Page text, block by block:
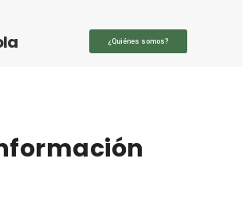
¿Quiénes somos?